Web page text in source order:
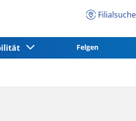
Filialsuche
Felgen